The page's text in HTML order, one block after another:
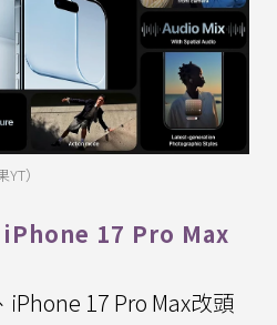
）
17 Pro Max
17 Pro Max改頭